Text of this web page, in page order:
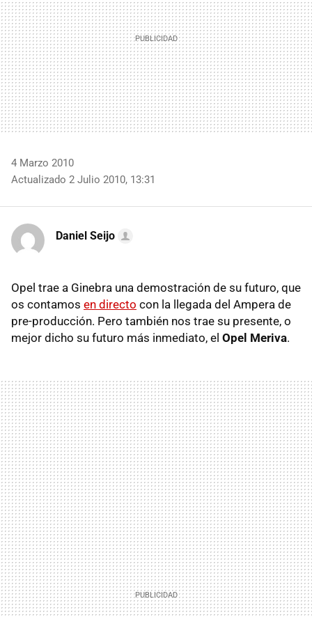
4 Marzo 2010
Actualizado 2 Julio 2010, 13:31
Daniel Seijo
Opel trae a Ginebra una demostración de su futuro, que
os contamos en directo con la llegada del Ampera de
pre-producción. Pero también nos trae su presente, o
mejor dicho su futuro más inmediato, el Opel Meriva.